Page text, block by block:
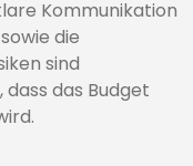
Kommunikation
die
sind
das Budget